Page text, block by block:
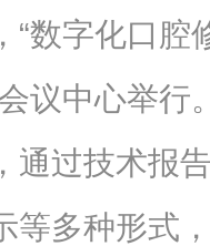
“数字化口
议中心举
通过技术报
等多种形式